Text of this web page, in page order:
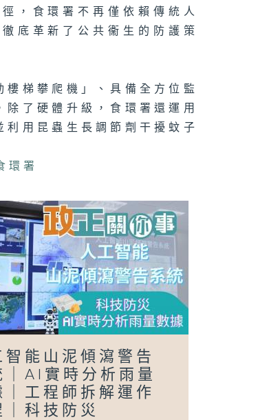
事：運輸
｜港車北
南下
香港人自
事 - 官
步」挑戰
，食環署不再僅依賴傳統人
底革新了公共衞生的防護策
梯攀爬機」、具備全方位監
了硬體升級，食環署還運用
用昆蟲生長調節劑干擾蚊子
環署
智能山泥傾瀉警告
｜AI實時分析雨量
｜工程師拆解運作
｜科技防災